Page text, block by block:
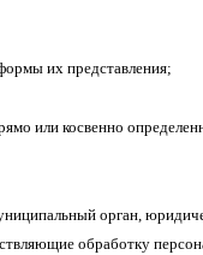
их представления;
или косвенно
орган,
обработку